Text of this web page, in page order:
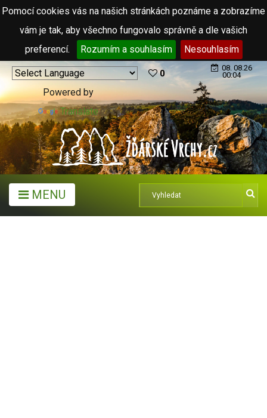
Pomocí cookies vás na našich stránkách poznáme a zobrazíme
vám je tak, aby všechno fungovalo správně a dle vašich
preferencí.
Rozumím a souhlasím Nesouhlasím
Powered by
Translate
0
08. 08.26
00:04
MENU